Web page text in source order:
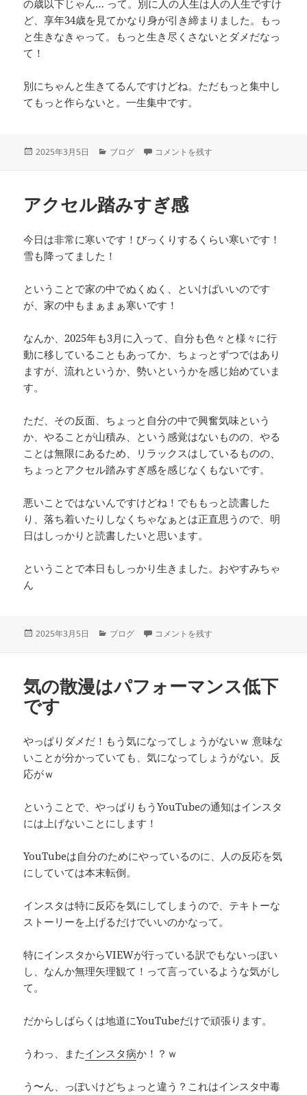
の歳以下じゃん… って。別に人の人生は人の人生ですけ
ど、享年34歳を見てかなり身が引き締まりました。もっ
と生きなきゃって。もっと生き尽くさないとダメだなっ
て！
別にちゃんと生きてるんですけどね。ただもっと集中し
てもっと作らないと。一生集中です。
投
2025年3月5日
カ
ー
ブログ 一生集中 に
コメントを残す
アクセル踏みすぎ感
今日は非常に寒いです！びっくりするくらい寒いです！
雪も降ってました！
ということで家の中でぬくぬく、といけばいいのです
が、家の中もまぁまぁ寒いです！
なんか、2025年も3月に入って、自分も色々と様々に行
動に移していることもあってか、ちょっとずつではあり
ますが、流れというか、勢いというかを感じ始めていま
す。
ただ、その反面、ちょっと自分の中で興奮気味という
か、やることが山積み、という感覚はないものの、やる
ことは無限にあるため、リラックスはしているものの、
ちょっとアクセル踏みすぎ感を感じなくもないです。
悪いことではないんですけどね！でももっと読書した
り、落ち着いたりしなくちゃなぁとは正直思うので、明
日はしっかりと読書したいと思います。
ということで本日もしっかり生きました。おやすみちゃ
ん
投
2025年3月5日
カ
ー
ブログ アクセル踏みすぎ感 に
コメントを残す
気の散漫はパフォーマンス低下
です
やっぱりダメだ！もう気になってしょうがないｗ 意味な
いことが分かっていても、気になってしょうがない。反
応がｗ
ということで、やっぱりもうYouTubeの通知はインスタ
には上げないことにします！
YouTubeは自分のためにやっているのに、人の反応を気
にしていては本末転倒。
インスタは特に反応を気にしてしまうので、テキトーな
ストーリーを上げるだけでいいのかなって。
特にインスタからVIEWが行っている訳でもないっぽい
し、なんか無理矢理観て！って言っているような気がし
て。
だからしばらくは地道にYouTubeだけで頑張ります。
うわっ、またインスタ病か！？ｗ
う〜ん、っぽいけどちょっと違う？これはインスタ中毒